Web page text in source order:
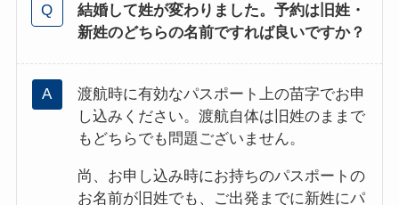
結婚して姓が変わりました。予約は旧姓・
新姓のどちらの名前ですれば良いですか？
渡航時に有効なパスポート上の苗字でお申
し込みください。渡航自体は旧姓のままで
もどちらでも問題ございません。
尚、お申し込み時にお持ちのパスポートの
お名前が旧姓でも、ご出発までに新姓にパ